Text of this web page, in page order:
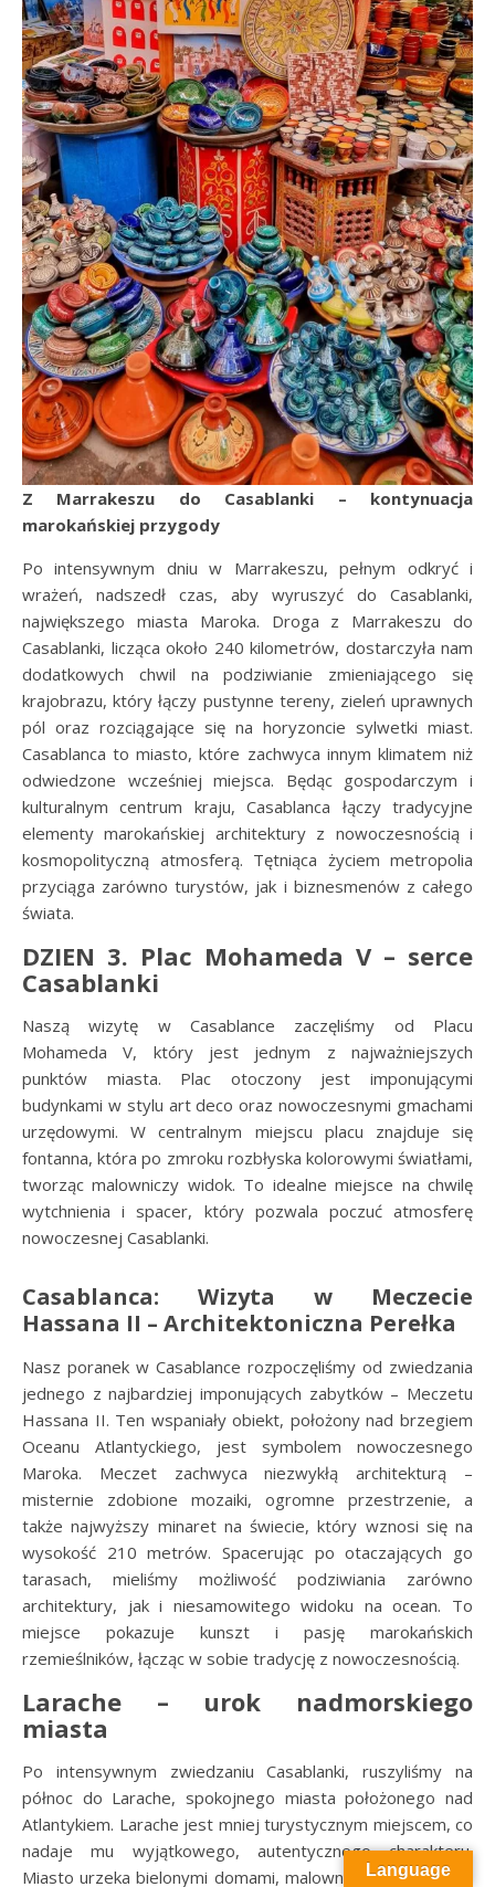
Z Marrakeszu do Casablanki – kontynuacja
marokańskiej przygody
Po intensywnym dniu w Marrakeszu, pełnym odkryć i
wrażeń, nadszedł czas, aby wyruszyć do Casablanki,
największego miasta Maroka. Droga z Marrakeszu do
Casablanki, licząca około 240 kilometrów, dostarczyła nam
dodatkowych chwil na podziwianie zmieniającego się
krajobrazu, który łączy pustynne tereny, zieleń uprawnych
pól oraz rozciągające się na horyzoncie sylwetki miast.
Casablanca to miasto, które zachwyca innym klimatem niż
odwiedzone wcześniej miejsca. Będąc gospodarczym i
kulturalnym centrum kraju, Casablanca łączy tradycyjne
elementy marokańskiej architektury z nowoczesnością i
kosmopolityczną atmosferą. Tętniąca życiem metropolia
przyciąga zarówno turystów, jak i biznesmenów z całego
świata.
DZIEN 3. Plac Mohameda V – serce
Casablanki
Naszą wizytę w Casablance zaczęliśmy od Placu
Mohameda V, który jest jednym z najważniejszych
punktów miasta. Plac otoczony jest imponującymi
budynkami w stylu art deco oraz nowoczesnymi gmachami
urzędowymi. W centralnym miejscu placu znajduje się
fontanna, która po zmroku rozbłyska kolorowymi światłami,
tworząc malowniczy widok. To idealne miejsce na chwilę
wytchnienia i spacer, który pozwala poczuć atmosferę
nowoczesnej Casablanki.
Casablanca: Wizyta w Meczecie
Hassana II – Architektoniczna Perełka
Nasz poranek w Casablance rozpoczęliśmy od zwiedzania
jednego z najbardziej imponujących zabytków – Meczetu
Hassana II. Ten wspaniały obiekt, położony nad brzegiem
Oceanu Atlantyckiego, jest symbolem nowoczesnego
Maroka. Meczet zachwyca niezwykłą architekturą –
misternie zdobione mozaiki, ogromne przestrzenie, a
także najwyższy minaret na świecie, który wznosi się na
wysokość 210 metrów. Spacerując po otaczających go
tarasach, mieliśmy możliwość podziwiania zarówno
architektury, jak i niesamowitego widoku na ocean. To
miejsce pokazuje kunszt i pasję marokańskich
rzemieślników, łącząc w sobie tradycję z nowoczesnością.
Larache – urok nadmorskiego
miasta
Po intensywnym zwiedzaniu Casablanki, ruszyliśmy na
północ do Larache, spokojnego miasta położonego nad
Atlantykiem. Larache jest mniej turystycznym miejscem, co
nadaje mu wyjątkowego, autentycznego charakteru.
Miasto urzeka bielonymi domami, malowniczą mediną oraz
Language